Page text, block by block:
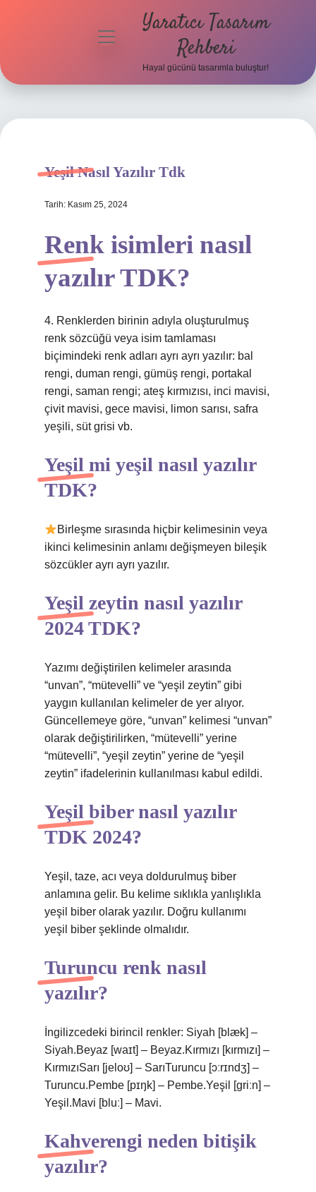
menüyü
Yaratıcı Tasarım
Rehberi
Hayal gücünü tasarımla buluştur!
Yeşil Nasıl Yazılır Tdk
Tarih: Kasım 25, 2024
Renk isimleri nasıl
yazılır TDK?
4. Renklerden birinin adıyla oluşturulmuş
renk sözcüğü veya isim tamlaması
biçimindeki renk adları ayrı ayrı yazılır: bal
rengi, duman rengi, gümüş rengi, portakal
rengi, saman rengi; ateş kırmızısı, inci mavisi,
çivit mavisi, gece mavisi, limon sarısı, safra
yeşili, süt grisi vb.
Yeşil mi yeşil nasıl yazılır
TDK?
Birleşme sırasında hiçbir kelimesinin veya
ikinci kelimesinin anlamı değişmeyen bileşik
sözcükler ayrı ayrı yazılır.
Yeşil zeytin nasıl yazılır
2024 TDK?
Yazımı değiştirilen kelimeler arasında
“unvan”, “mütevelli” ve “yeşil zeytin” gibi
yaygın kullanılan kelimeler de yer alıyor.
Güncellemeye göre, “unvan” kelimesi “unvan”
olarak değiştirilirken, “mütevelli” yerine
“mütevelli”, “yeşil zeytin” yerine de “yeşil
zeytin” ifadelerinin kullanılması kabul edildi.
Yeşil biber nasıl yazılır
TDK 2024?
Yeşil, taze, acı veya doldurulmuş biber
anlamına gelir. Bu kelime sıklıkla yanlışlıkla
yeşil biber olarak yazılır. Doğru kullanımı
yeşil biber şeklinde olmalıdır.
Turuncu renk nasıl
yazılır?
İngilizcedeki birincil renkler: Siyah [blæk] –
Siyah.Beyaz [waɪt] – Beyaz.Kırmızı [kırmızı] –
KırmızıSarı [jeloʊ] – SarıTuruncu [ɔːrɪndʒ] –
Turuncu.Pembe [pɪŋk] – Pembe.Yeşil [ɡriːn] –
Yeşil.Mavi [bluː] – Mavi.
Kahverengi neden bitişik
yazılır?